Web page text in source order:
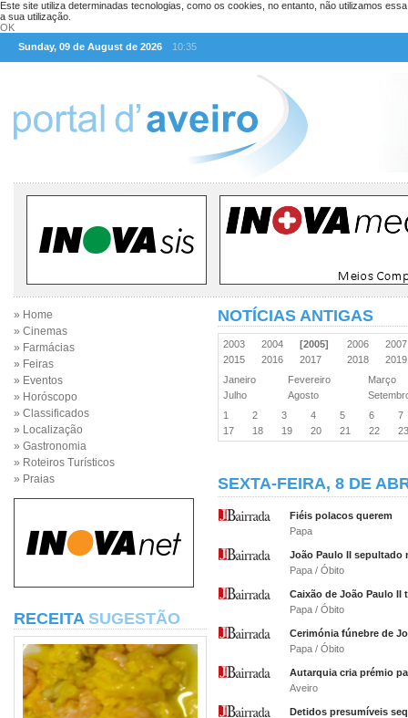
Este site utiliza determinadas tecnologias, como os cookies, no entanto, não utilizamos
a sua utilização.
OK
Sunday, 09 de August de 2026
10:35
» Home
» Cinemas
» Farmácias
» Feiras
» Eventos
» Horóscopo
» Classificados
» Localização
» Gastronomia
» Roteiros Turísticos
» Praias
RECEITA SUGESTÃO
NOTÍCIAS ANTIGAS
2003 2004 [2005] 2006
2015
2016 2017 2018
Janeiro
Fevereiro
Março
Julho
Agosto
1
2 3 4 5 6
7
17
18 19 20 21 22
SEXTA-FEIRA, 8 DE
Fiéis polacos querem
Papa
João Paulo II sepultado
Papa / Óbito
Caixão de João Paulo II
Papa / Óbito
Cerimónia fúnebre de
Papa / Óbito
Autarquia cria prémio
Aveiro
Detidos presumíveis